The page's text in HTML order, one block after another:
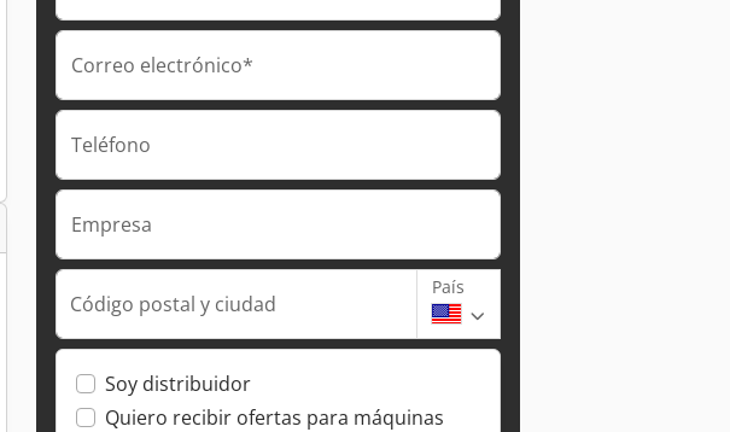
Correo electrónico*
Teléfono
Empresa
Código postal y ciudad
País
Soy distribuidor
Quiero recibir ofertas para máquinas